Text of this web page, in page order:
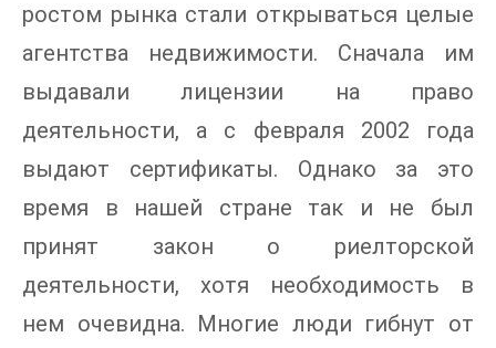
ростом рынка стали открываться целые
агентства недвижимости. Сначала им
выдавали лицензии на право
деятельности, а с февраля 2002 года
выдают сертификаты. Однако за это
время в нашей стране так и не был
принят закон о риелторской
деятельности, хотя необходимость в
нем очевидна. Многие люди гибнут от